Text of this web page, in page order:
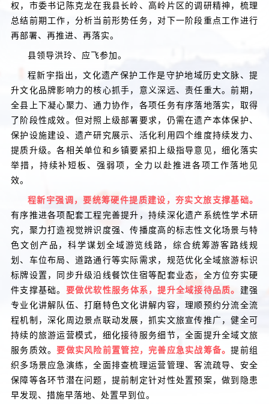
权，市委书记陈克龙在我县长岭、高岭片区的调研精神，梳理
总结前期工作，分析当前形势任务，对下一阶段重点工作进行
再部署、再推进、再落实。
县领导洪玲、应飞参加。
程新宇指出，文化遗产保护工作是守护地域历史文脉、提
升文化品牌影响力的核心抓手，意义深远、责任重大。前期，
全县上下凝心聚力、通力协作，各项任务有序落地落实，取得
了阶段性成效。但对照上级部署要求，仍需在遗产本体保护、
保护设施建设、遗产研究展示、活化利用四个维度持续发力、
提质升级。各相关单位和乡镇要紧扣上级指导意见，细化落实
举措，持续补短板、强弱项，全力以赴推进各项工作落地见
效。
程新宇强调，要统筹硬件提质建设，夯实文旅支撑基础。
有序推进各项配套工程完善提升，持续深化遗产系统性学术研
究，聚力打造视觉辨识度强、传播度高的标志性文化场景与特
色文创产品，科学谋划全域游览线路，综合统筹游客路线规
划、车位布局、道路通行等实际需求，规范优化全域旅游标识
标牌设置，同步升级沿线餐饮住宿等配套业态，全方位夯实硬
件支撑基础。 要做优软性服务体系，提升全域接待品质。 建强
专业化讲解队伍、打磨特色文化讲解内容，理顺预约分流全流
程机制，深化周边景点联动发展，抓实文旅宣传推广，健全可
持续的旅游运营模式，细化接待服务细节，全面提升全域文旅
服务质效。要做实风险前置管控，完善应急实战筹备。提前组
织多场景应急演练，全面排查梳理运营管理、客流疏导、安全
保障等各环节潜在问题，提前制定针对性处置预案，做到隐患
早发现、措施早落地、处置早到位。